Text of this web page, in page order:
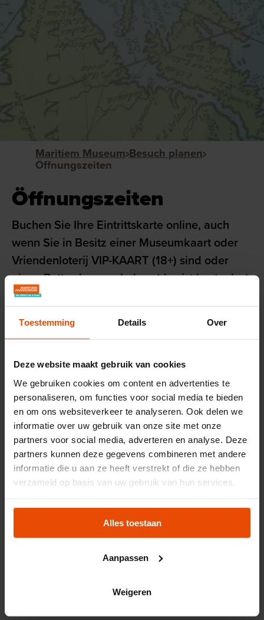
Toestemming Details Over
Deze website maakt gebruik van cookies
We gebruiken cookies om content en advertenties te
personaliseren, om functies voor social media te bieden
en om ons websiteverkeer te analyseren. Ook delen we
informatie over uw gebruik van onze site met onze
partners voor social media, adverteren en analyse. Deze
partners kunnen deze gegevens combineren met andere
informatie die u aan ze heeft verstrekt of die ze hebben
verzameld op basis van uw gebruik van hun services.
Alles toestaan
Aanpassen
Weigeren
Maritiem Museum Besuch planen
Öffnungszeiten
Öffnungszeiten
Buchen Sie Ihre Eintrittskarte online, auch
wenn Sie in Besitz einer Museumkaart oder
Vriendenloterij VIP-KAART (18+) sind oder
einen Rotterdampas haben (das ist kostenlos).
So können Sie sicher sein, dass Sie auch ins
Hauptgebäude
Dienstag bis Samstag: 10:00–17:00 Uhr
Sonn- und Feiertage: 11:00–17:00 Uhr
(Ostersonntag und Ostermontag, Tag der
Befreiung, Christi Himmelfahrt, 1. und 2.
Weihnachtsfeiertag, 26. Dezember, 2.
Weihnachtsfeiertag)
Achtung! Am 5., 24. und 31. Dezember
schließen wir um 16:00 Uhr
Geschlossen: Wir sind montags (außerhalb der
Weihnachtstag, beim Rotterdam-Marathon geschlossen.